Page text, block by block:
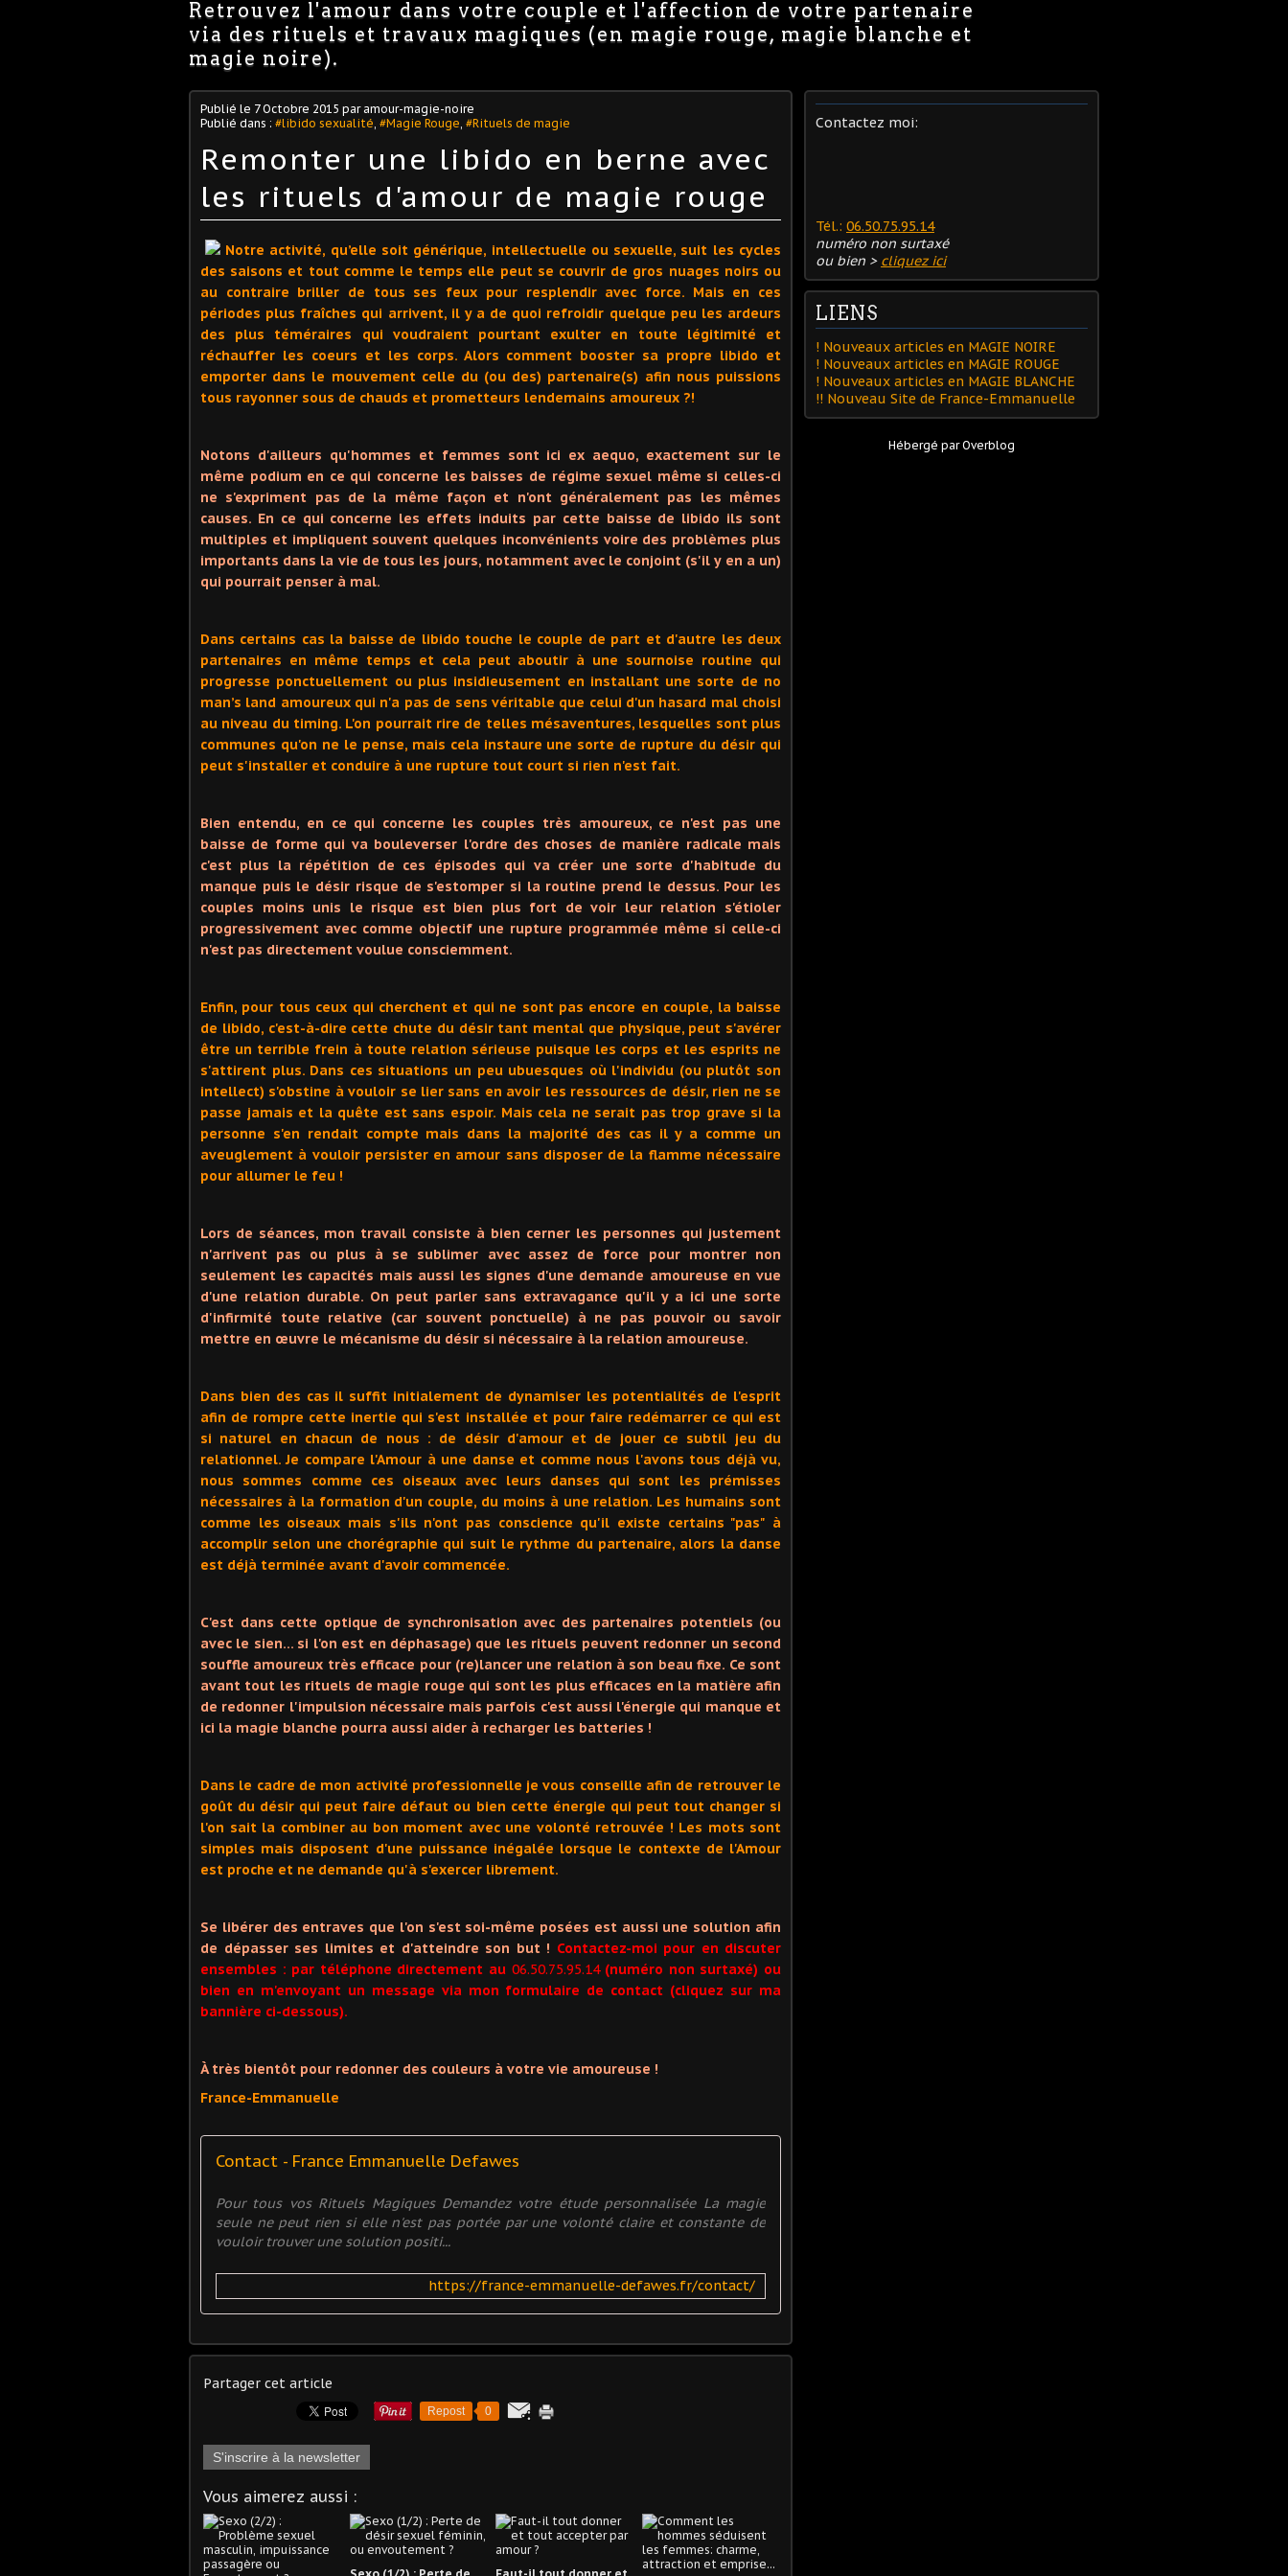
Retrouvez l'amour dans votre couple et l'affection de votre partenaire
via des rituels et travaux magiques (en magie rouge, magie blanche et
magie noire).
Publié le 7 Octobre 2015 par amour-magie-noire
Publié dans : #libido sexualité #Magie Rouge #Rituels de magie
Remonter une libido en berne avec
les rituels d'amour de magie rouge
Notre activité, qu’elle soit générique, intellectuelle ou sexuelle, suit les cycles
des saisons et tout comme le temps elle peut se couvrir de gros nuages noirs ou
au contraire briller de tous ses feux pour resplendir avec force. Mais en ces
périodes plus fraîches qui arrivent, il y a de quoi refroidir quelque peu les ardeurs
des plus téméraires qui voudraient pourtant exulter en toute légitimité et
réchauffer les coeurs et les corps. Alors comment booster sa propre libido et
emporter dans le mouvement celle du (ou des) partenaire(s) afin nous puissions
tous rayonner sous de chauds et prometteurs lendemains amoureux ?!
Notons d'ailleurs qu'hommes et femmes sont ici ex aequo, exactement sur le
même podium en ce qui concerne les baisses de régime sexuel même si celles-ci
ne s'expriment pas de la même façon et n'ont généralement pas les mêmes
causes. En ce qui concerne les effets induits par cette baisse de libido ils sont
multiples et impliquent souvent quelques inconvénients voire des problèmes plus
importants dans la vie de tous les jours, notamment avec le conjoint (s'il y en a un)
qui pourrait penser à mal.
Dans certains cas la baisse de libido touche le couple de part et d'autre les deux
partenaires en même temps et cela peut aboutir à une sournoise routine qui
progresse ponctuellement ou plus insidieusement en installant une sorte de no
man’s land amoureux qui n'a pas de sens véritable que celui d'un hasard mal choisi
au niveau du timing. L'on pourrait rire de telles mésaventures, lesquelles sont plus
communes qu'on ne le pense, mais cela instaure une sorte de rupture du désir qui
peut s'installer et conduire à une rupture tout court si rien n'est fait.
Bien entendu, en ce qui concerne les couples très amoureux, ce n'est pas une
baisse de forme qui va bouleverser l'ordre des choses de manière radicale mais
c'est plus la répétition de ces épisodes qui va créer une sorte d'habitude du
manque puis le désir risque de s'estomper si la routine prend le dessus. Pour les
couples moins unis le risque est bien plus fort de voir leur relation s'étioler
progressivement avec comme objectif une rupture programmée même si celle-ci
n'est pas directement voulue consciemment.
Enfin, pour tous ceux qui cherchent et qui ne sont pas encore en couple, la baisse
de libido, c'est-à-dire cette chute du désir tant mental que physique, peut s'avérer
être un terrible frein à toute relation sérieuse puisque les corps et les esprits ne
s'attirent plus. Dans ces situations un peu ubuesques où l'individu (ou plutôt son
intellect) s'obstine à vouloir se lier sans en avoir les ressources de désir, rien ne se
passe jamais et la quête est sans espoir. Mais cela ne serait pas trop grave si la
personne s'en rendait compte mais dans la majorité des cas il y a comme un
aveuglement à vouloir persister en amour sans disposer de la flamme nécessaire
pour allumer le feu !
Lors de séances, mon travail consiste à bien cerner les personnes qui justement
n'arrivent pas ou plus à se sublimer avec assez de force pour montrer non
seulement les capacités mais aussi les signes d'une demande amoureuse en vue
d'une relation durable. On peut parler sans extravagance qu'il y a ici une sorte
d'infirmité toute relative (car souvent ponctuelle) à ne pas pouvoir ou savoir
mettre en œuvre le mécanisme du désir si nécessaire à la relation amoureuse.
Dans bien des cas il suffit initialement de dynamiser les potentialités de l'esprit
afin de rompre cette inertie qui s'est installée et pour faire redémarrer ce qui est
si naturel en chacun de nous : de désir d'amour et de jouer ce subtil jeu du
relationnel. Je compare l'Amour à une danse et comme nous l'avons tous déjà vu,
nous sommes comme ces oiseaux avec leurs danses qui sont les prémisses
nécessaires à la formation d'un couple, du moins à une relation. Les humains sont
comme les oiseaux mais s'ils n'ont pas conscience qu'il existe certains "pas" à
accomplir selon une chorégraphie qui suit le rythme du partenaire, alors la danse
est déjà terminée avant d'avoir commencée.
C'est dans cette optique de synchronisation avec des partenaires potentiels (ou
avec le sien… si l'on est en déphasage) que les rituels peuvent redonner un second
souffle amoureux très efficace pour (re)lancer une relation à son beau fixe. Ce sont
avant tout les rituels de magie rouge qui sont les plus efficaces en la matière afin
de redonner l'impulsion nécessaire mais parfois c'est aussi l'énergie qui manque et
ici la magie blanche pourra aussi aider à recharger les batteries !
Dans le cadre de mon activité professionnelle je vous conseille afin de retrouver le
goût du désir qui peut faire défaut ou bien cette énergie qui peut tout changer si
l'on sait la combiner au bon moment avec une volonté retrouvée ! Les mots sont
simples mais disposent d'une puissance inégalée lorsque le contexte de l'Amour
est proche et ne demande qu'à s'exercer librement.
Se libérer des entraves que l'on s'est soi-même posées est aussi une solution afin
de dépasser ses limites et d'atteindre son but ! Contactez-moi pour en discuter
ensembles : par téléphone directement au 06.50.75.95.14 (numéro non surtaxé) ou
bien en m'envoyant un message via mon formulaire de contact (cliquez sur ma
bannière ci-dessous).
À très bientôt pour redonner des couleurs à votre vie amoureuse !
France-Emmanuelle
Contact - France Emmanuelle Defawes
Pour tous vos Rituels Magiques Demandez votre étude personnalisée La magie
seule ne peut rien si elle n'est pas portée par une volonté claire et constante de
vouloir trouver une solution positi...
https://france-emmanuelle-defawes.fr/contact/
Partager cet article
Repost 0
S'inscrire à la newsletter
Vous aimerez aussi :
Contactez moi:
Tél.: 06.50.75.95.14
numéro non surtaxé
ou bien > cliquez ici
LIENS
! Nouveaux articles en MAGIE NOIRE
! Nouveaux articles en MAGIE ROUGE
! Nouveaux articles en MAGIE BLANCHE
!! Nouveau Site de France-Emmanuelle
Hébergé parOverblog